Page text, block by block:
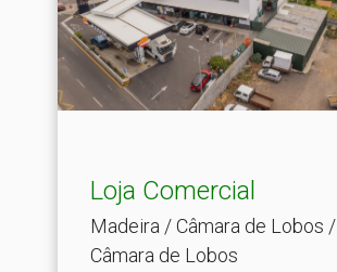
Loja Comercial
Madeira / Câmara de Lobos /
Câmara de Lobos